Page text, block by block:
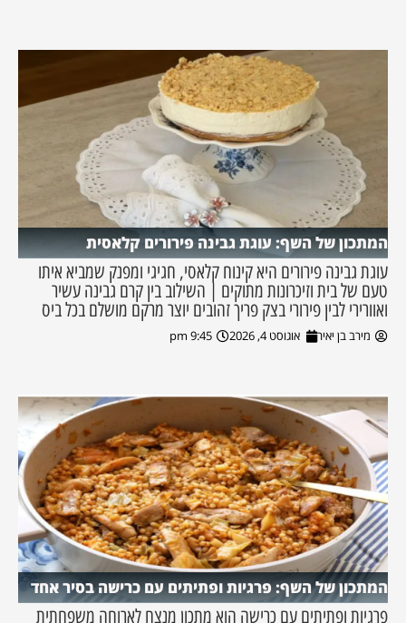
המתכון של השף: עוגת גבינה פירורים קלאסית
עוגת גבינה פירורים היא קינוח קלאסי, חגיגי ומפנק שמביא איתו
טעם של בית וזיכרונות מתוקים | השילוב בין קרם גבינה עשיר
ואוורירי לבין פירורי בצק פריך זהובים יוצר מרקם מושלם בכל ביס
מירב בן יאיר אוגוסט 4, 2026 9:45 pm
המתכון של השף: פרגיות ופתיתים עם כרישה בסיר אחד
פרגיות ופתיתים עם כרישה הוא מתכון מנצח לארוחה משפחתית